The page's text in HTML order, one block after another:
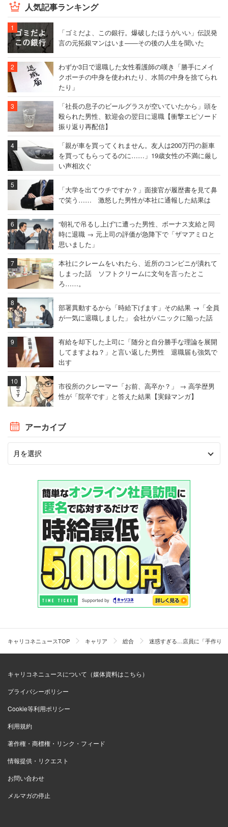
人気記事ランキング
「ゴミだよ、この銀行。爆破したほうがいい」伝説発
言の元拓銀マンはいま――その後の人生を聞いた
わずか3日で退職した女性看護師の嘆き「勝手にメイ
クポーチの中身を使われたり、水筒の中身を捨てられ
たり」
「社長の息子のビールグラスが空いていたから」頭を
殴られた男性、歓迎会の翌日に退職【衝撃エピソード
振り返り再配信】
「親が車を買ってくれません。友人は200万円の新車
を買ってもらってるのに……」19歳女性の不満に厳し
い声相次ぐ
「大学を出てウチですか？」面接官が履歴書を見て鼻
で笑う…… 激怒した男性が本社に通報した結果は
“朝礼で吊るし上げ”に遭った男性、ボーナス支給と同
時に退職 → 元上司の評価が急降下で「ザマアミロと
思いました」
本社にクレームをいれたら、近所のコンビニが潰れて
しまった話 ソフトクリームに文句を言ったとこ
ろ……。
部署異動するから「時給下げます」その結果 →「全員
が一気に退職しました」 会社がパニックに陥った話
有給を却下した上司に「随分と自分勝手な理論を展開
してますよね？」と言い返した男性 退職届も強気で
出す
市役所のクレーマー「お前、高卒か？」 → 高学歴男
性が「院卒です」と答えた結果【実録マンガ】
アーカイブ
キャリコネニュースTOP キャリア 総合 迷惑すぎる…店員に「手作り
キャリコネニュースについて（媒体資料はこちら）
プライバシーポリシー
Cookie等利用ポリシー
利用規約
著作権・商標権・リンク・フィード
情報提供・リクエスト
お問い合わせ
メルマガの停止